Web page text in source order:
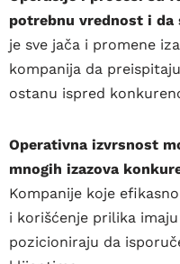
potrebnu vrednost i da
je sve jača i promene
kompanija da
ostanu ispred
Operativna izvrsnost
mnogih izazova
Kompanije koje
i korišćenje prilika
pozicioniraju da